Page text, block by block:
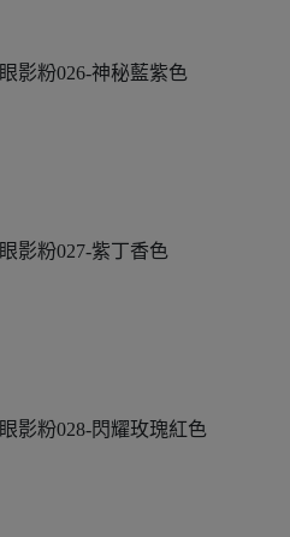
眼影粉026-神秘藍紫色
眼影粉027-紫丁香色
眼影粉028-閃耀玫瑰紅色